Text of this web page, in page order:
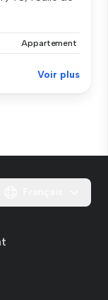
Appartement
Voir plus